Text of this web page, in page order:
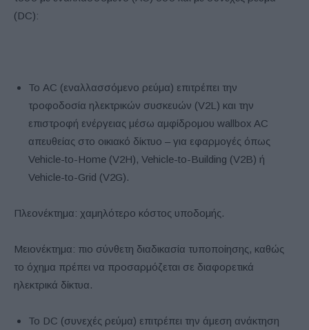
(DC):
Το AC (εναλλασσόμενο ρεύμα) επιτρέπει την
τροφοδοσία ηλεκτρικών συσκευών (V2L) και την
επιστροφή ενέργειας μέσω αμφίδρομου wallbox AC
απευθείας στο οικιακό δίκτυο – για εφαρμογές όπως
Vehicle-to-Home (V2H), Vehicle-to-Building (V2B) ή
Vehicle-to-Grid (V2G).
Πλεονέκτημα: χαμηλότερο κόστος υποδομής.
Μειονέκτημα: πιο σύνθετη διαδικασία τυποποίησης, καθώς
το όχημα πρέπει να προσαρμόζεται σε διαφορετικά
ηλεκτρικά δίκτυα.
Το DC (συνεχές ρεύμα) επιτρέπει την άμεση ανάκτηση